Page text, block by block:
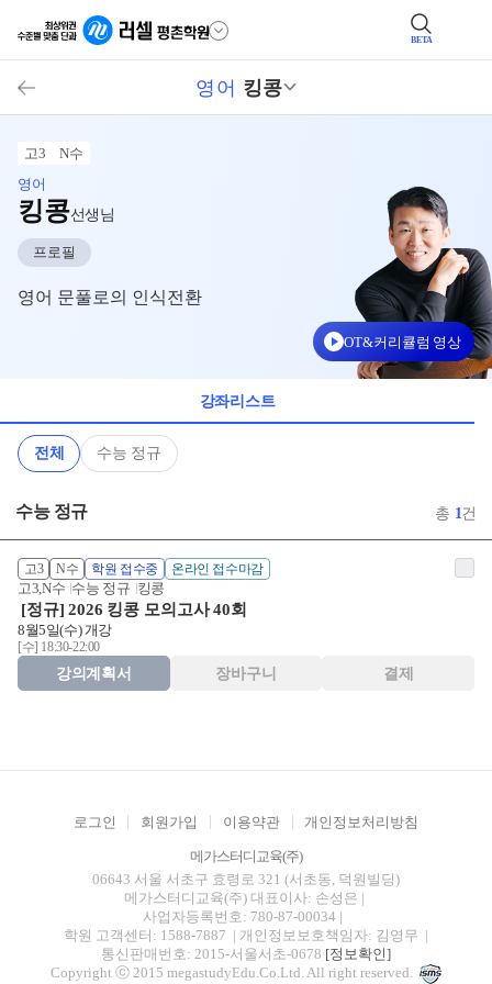
BETA
영어 킹콩
고3
N수
영어
킹콩선생님
프로필
영어 문풀로의 인식전환
OT&커리큘럼 영상
강좌리스트
전체 수능 정규
수능 정규 총 1건
고3 N수 학원 접수중 온라인 접수마감
고3,N수 수능 정규 킹콩
[정규] 2026 킹콩 모의고사 40회
8월5일(수) 개강
[수] 18:30-22:00
강의계획서 장바구니 결제
로그인 회원가입 이용약관 개인정보처리방침
메가스터디교육(주)
06643 서울 서초구 효령로 321 (서초동, 덕원빌딩)
메가스터디교육(주) 대표이사: 손성은 |
사업자등록번호: 780-87-00034 |
학원 고객센터: 1588-7887 | 개인정보보호책임자: 김영무 |
통신판매번호: 2015-서울서초-0678 [정보확인]
Copyright ⓒ 2015 megastudyEdu.Co.Ltd. All right reserved.